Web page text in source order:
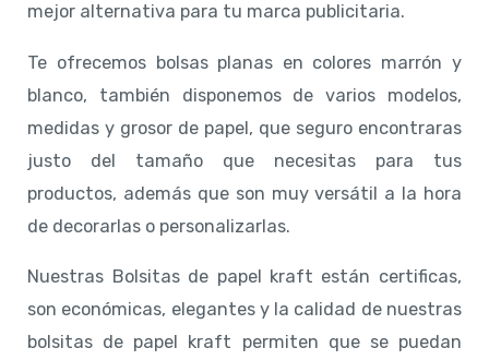
mejor alternativa para tu marca publicitaria.
Te ofrecemos bolsas planas en colores marrón y
blanco, también disponemos de varios modelos,
medidas y grosor de papel, que seguro encontraras
justo del tamaño que necesitas para tus
productos, además que son muy versátil a la hora
de decorarlas o personalizarlas.
Nuestras Bolsitas de papel kraft están certificas,
son económicas, elegantes y la calidad de nuestras
bolsitas de papel kraft permiten que se puedan